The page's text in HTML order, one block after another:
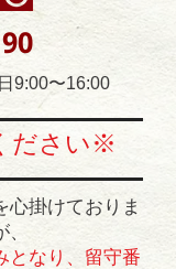
9:00〜16:00
ださい※
心掛けておりま
となり、留守番